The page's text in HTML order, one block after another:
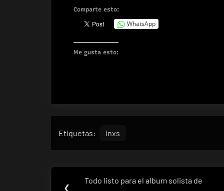
Comparte esto:
WhatsApp
Me gusta esto:
Etiquetas: inxs
Navegación
❮ Previous
Todo listo para el album solista de